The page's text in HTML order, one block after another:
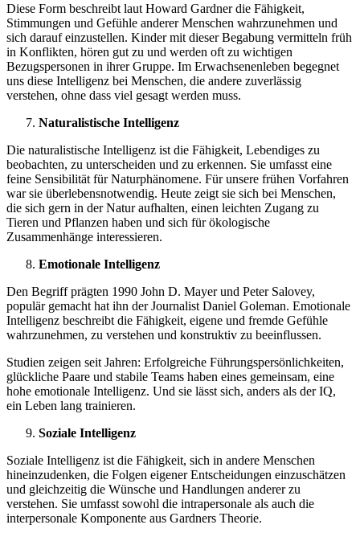
Diese Form beschreibt laut Howard Gardner die Fähigkeit,
Stimmungen und Gefühle anderer Menschen wahrzunehmen und
sich darauf einzustellen. Kinder mit dieser Begabung vermitteln früh
in Konflikten, hören gut zu und werden oft zu wichtigen
Bezugspersonen in ihrer Gruppe. Im Erwachsenenleben begegnet
uns diese Intelligenz bei Menschen, die andere zuverlässig
verstehen, ohne dass viel gesagt werden muss.
Naturalistische Intelligenz
Die naturalistische Intelligenz ist die Fähigkeit, Lebendiges zu
beobachten, zu unterscheiden und zu erkennen. Sie umfasst eine
feine Sensibilität für Naturphänomene. Für unsere frühen Vorfahren
war sie überlebensnotwendig. Heute zeigt sie sich bei Menschen,
die sich gern in der Natur aufhalten, einen leichten Zugang zu
Tieren und Pflanzen haben und sich für ökologische
Zusammenhänge interessieren.
Emotionale Intelligenz
Den Begriff prägten 1990 John D. Mayer und Peter Salovey,
populär gemacht hat ihn der Journalist Daniel Goleman. Emotionale
Intelligenz beschreibt die Fähigkeit, eigene und fremde Gefühle
wahrzunehmen, zu verstehen und konstruktiv zu beeinflussen.
Studien zeigen seit Jahren: Erfolgreiche Führungspersönlichkeiten,
glückliche Paare und stabile Teams haben eines gemeinsam, eine
hohe emotionale Intelligenz. Und sie lässt sich, anders als der IQ,
ein Leben lang trainieren.
Soziale Intelligenz
Soziale Intelligenz ist die Fähigkeit, sich in andere Menschen
hineinzudenken, die Folgen eigener Entscheidungen einzuschätzen
und gleichzeitig die Wünsche und Handlungen anderer zu
verstehen. Sie umfasst sowohl die intrapersonale als auch die
interpersonale Komponente aus Gardners Theorie.